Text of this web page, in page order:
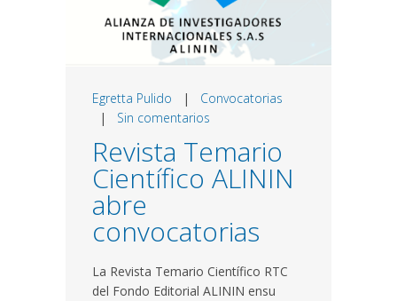
Egretta Pulido | Convocatorias
| Sin comentarios
Revista Temario
Científico ALININ
abre
convocatorias
La Revista Temario Científico RTC
del Fondo Editorial ALININ ensu